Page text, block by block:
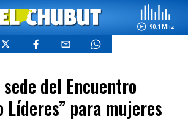
90.1 Mhz
del Encuentro
Líderes” para mujeres